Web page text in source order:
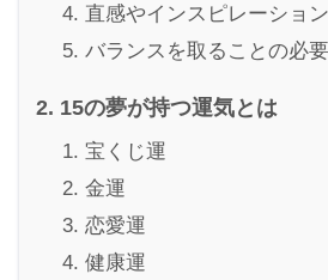
直感やインスピレーショ
バランスを取ることの必
15の夢が持つ運気とは
宝くじ運
金運
恋愛運
健康運